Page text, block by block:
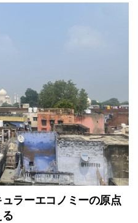
ラーエコノミーの原点